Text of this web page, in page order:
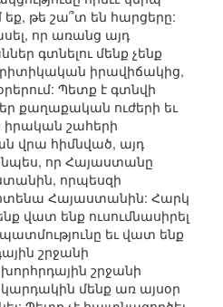
եք, թե շա՞տ են հարցերը:
որ առանց այդ
գտնելու մենք չենք
իրավիճակից,
Պետք է գտնվի
քաղաքական ուժերի եւ
իրական շահերի
վրա հիմնված, այդ
որ Հայաստանը
որպեսզի
Հայաստանին: Հարկ
վատ ենք ուսումնասիրել
եւ վատ ենք
շրջանի
շրջանի
մենք առ այսօր